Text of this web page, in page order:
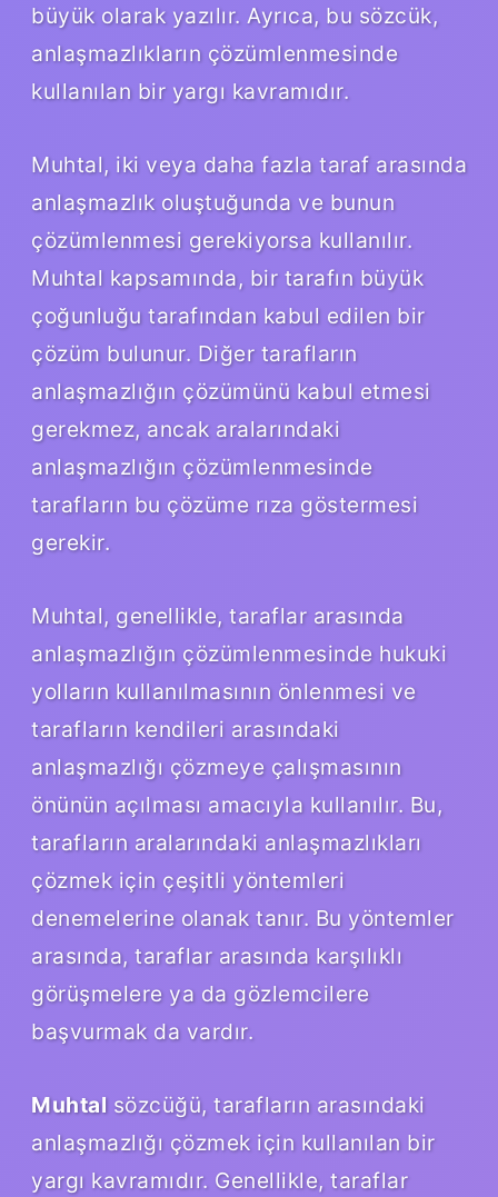
büyük olarak yazılır. Ayrıca, bu sözcük,
anlaşmazlıkların çözümlenmesinde
kullanılan bir yargı kavramıdır.
Muhtal, iki veya daha fazla taraf arasında
anlaşmazlık oluştuğunda ve bunun
çözümlenmesi gerekiyorsa kullanılır.
Muhtal kapsamında, bir tarafın büyük
çoğunluğu tarafından kabul edilen bir
çözüm bulunur. Diğer tarafların
anlaşmazlığın çözümünü kabul etmesi
gerekmez, ancak aralarındaki
anlaşmazlığın çözümlenmesinde
tarafların bu çözüme rıza göstermesi
gerekir.
Muhtal, genellikle, taraflar arasında
anlaşmazlığın çözümlenmesinde hukuki
yolların kullanılmasının önlenmesi ve
tarafların kendileri arasındaki
anlaşmazlığı çözmeye çalışmasının
önünün açılması amacıyla kullanılır. Bu,
tarafların aralarındaki anlaşmazlıkları
çözmek için çeşitli yöntemleri
denemelerine olanak tanır. Bu yöntemler
arasında, taraflar arasında karşılıklı
görüşmelere ya da gözlemcilere
başvurmak da vardır.
Muhtalsözcüğü, tarafların arasındaki
anlaşmazlığı çözmek için kullanılan bir
yargı kavramıdır. Genellikle, taraflar